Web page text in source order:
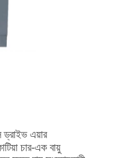
ড্রাইভ এয়ার
চার-এক বায়ু